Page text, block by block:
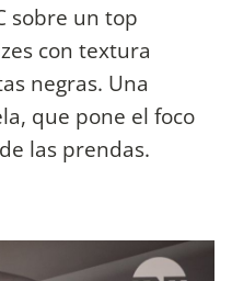
sobre un top
con textura
negras. Una
que pone el foco
las prendas.